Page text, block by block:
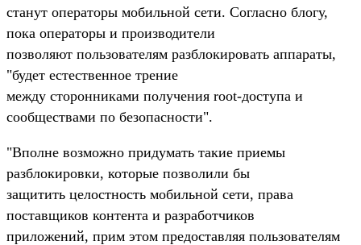
станут операторы мобильной сети. Согласно блогу,
пока операторы и производители
позволяют пользователям разблокировать аппараты,
"будет естественное трение
между сторонниками получения root-доступа и
сообществами по безопасности".
"Вполне возможно придумать такие приемы
разблокировки, которые позволили бы
защитить целостность мобильной сети, права
поставщиков контента и разработчиков
приложений, прим этом предоставляя пользователям